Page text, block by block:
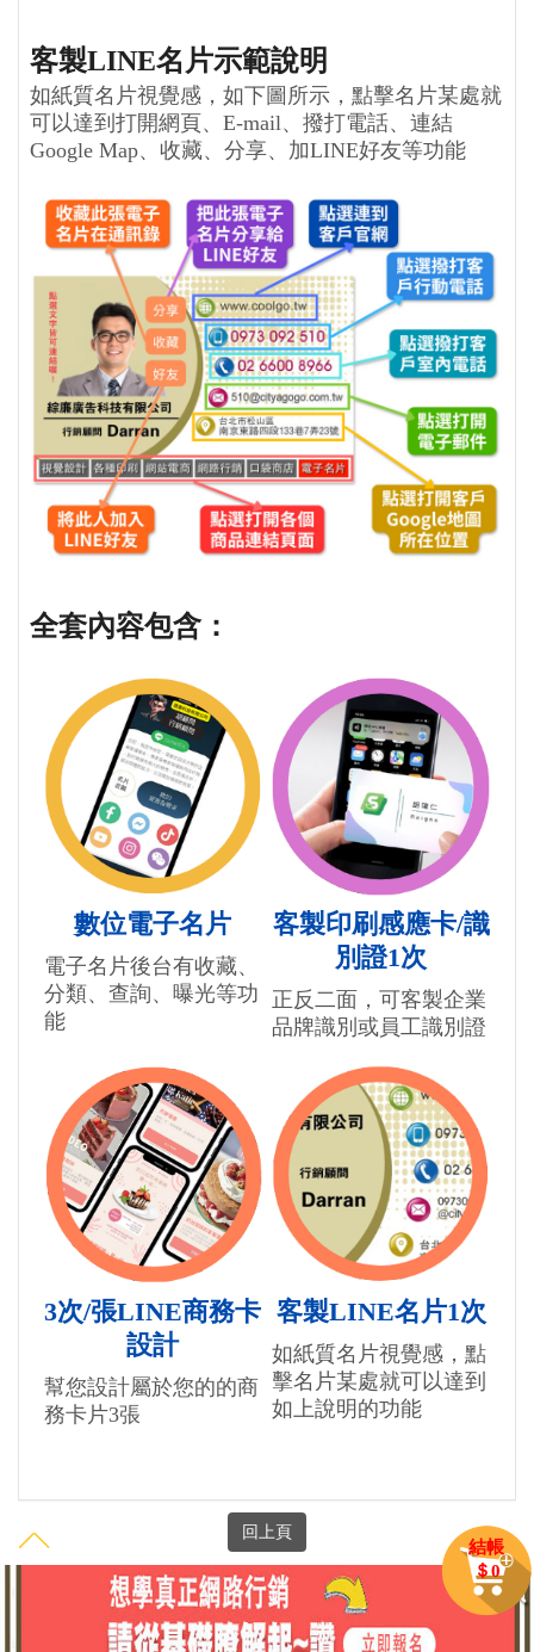
客製LINE名片示範說明
如紙質名片視覺感，如下圖所示，點擊名片某處就
可以達到打開網頁、E-mail、撥打電話、連結
Google Map、收藏、分享、加LINE好友等功能
全套內容包含：
數位電子名片
電子名片後台有收藏、
分類、查詢、曝光等功
能
客製印刷感應卡/識
別證1次
正反二面，可客製企業
品牌識別或員工識別證
3次/張LINE商務卡
設計
幫您設計屬於您的的商
務卡片3張
客製LINE名片1次
如紙質名片視覺感，點
擊名片某處就可以達到
如上說明的功能
結帳
＄0